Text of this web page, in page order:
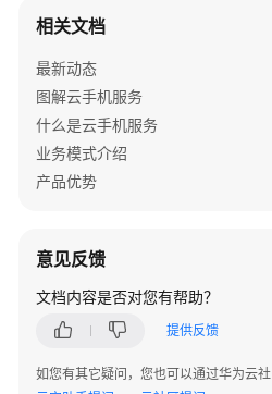
相关文档
最新动态
图解云手机服务
什么是云手机服务
业务模式介绍
产品优势
意见反馈
文档内容是否对您有帮助？
提供反馈
如您有其它疑问，您也可以通过华为云